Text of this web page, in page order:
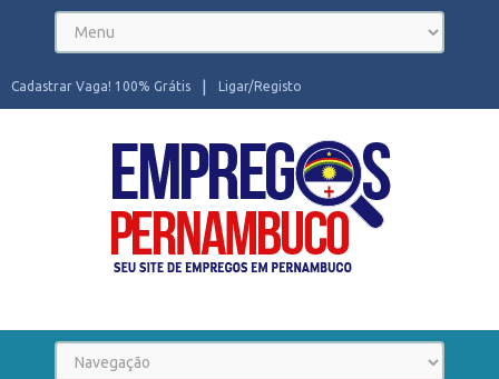
Ligar/Registo
Cadastrar Vaga! 100% Grátis